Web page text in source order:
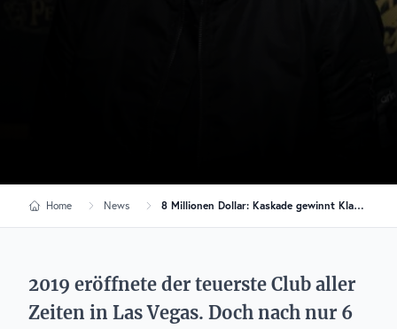
Home News 8 Millionen Dollar: Kaskade gewinnt Klage gegen Luxus-Club Kaos
2019 eröffnete der teuerste Club aller
Zeiten in Las Vegas. Doch nach nur 6